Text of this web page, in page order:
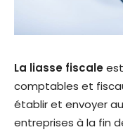
La liasse fiscale
comptables et
établir et envoyer
entreprises à la fin